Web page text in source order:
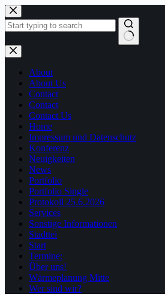
Zum
Inhalt
springen
Keine
Ergebnisse
About
About Us
Contact
Contact
Contact Us
Home
Impressum und Datenschutz
Konferenz
Neuigkeiten
News
Portfolio
Portfolio Single
Protokoll 25.6.2026
Services
Sonstige Informationen
Stadttei
Start
Termine:
Über uns!
Wärmeplanung Mitte
Wer sind wir?